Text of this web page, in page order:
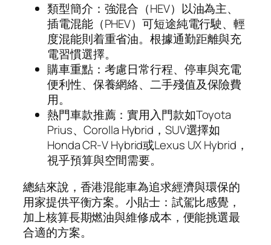
類型簡介：強混合（HEV）以油為主、
插電混能（PHEV）可短途純電行駛、輕
度混能則着重省油。根據通勤距離與充
電習慣選擇。
購車重點：考慮日常行程、停車與充電
便利性、保養網絡、二手殘值及保險費
用。
熱門車款推薦：實用入門款如Toyota
Prius、Corolla Hybrid，SUV選擇如
Honda CR‑V Hybrid或Lexus UX Hybrid，
視乎預算與空間需要。
總結來說，香港混能車為追求經濟與環保的
用家提供平衡方案。小貼士：試駕比感覺，
加上核算長期燃油與維修成本，便能挑選最
合適的方案。